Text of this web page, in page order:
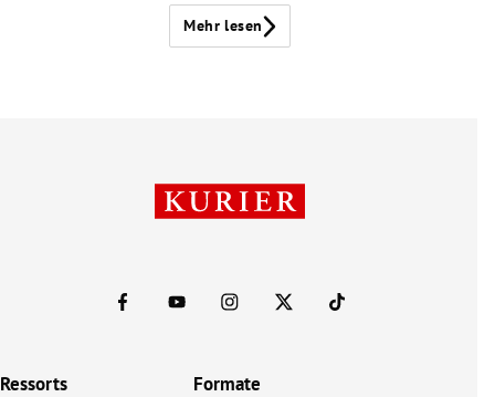
Mehr lesen
Ressorts Formate